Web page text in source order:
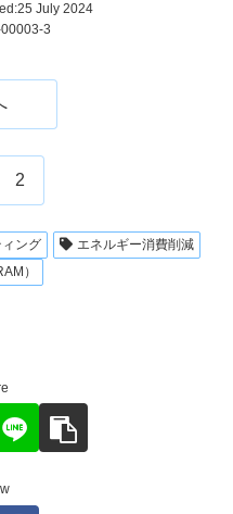
July 2024
3
2
ング
エネルギー消費削減
）